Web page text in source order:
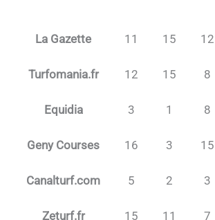
La Gazette 11 15 12
Turfomania.fr 12 15 8
Equidia 3 1 8
Geny Courses 16 3 15
Canalturf.com 5 2 3
Zeturf.fr 15 11 7